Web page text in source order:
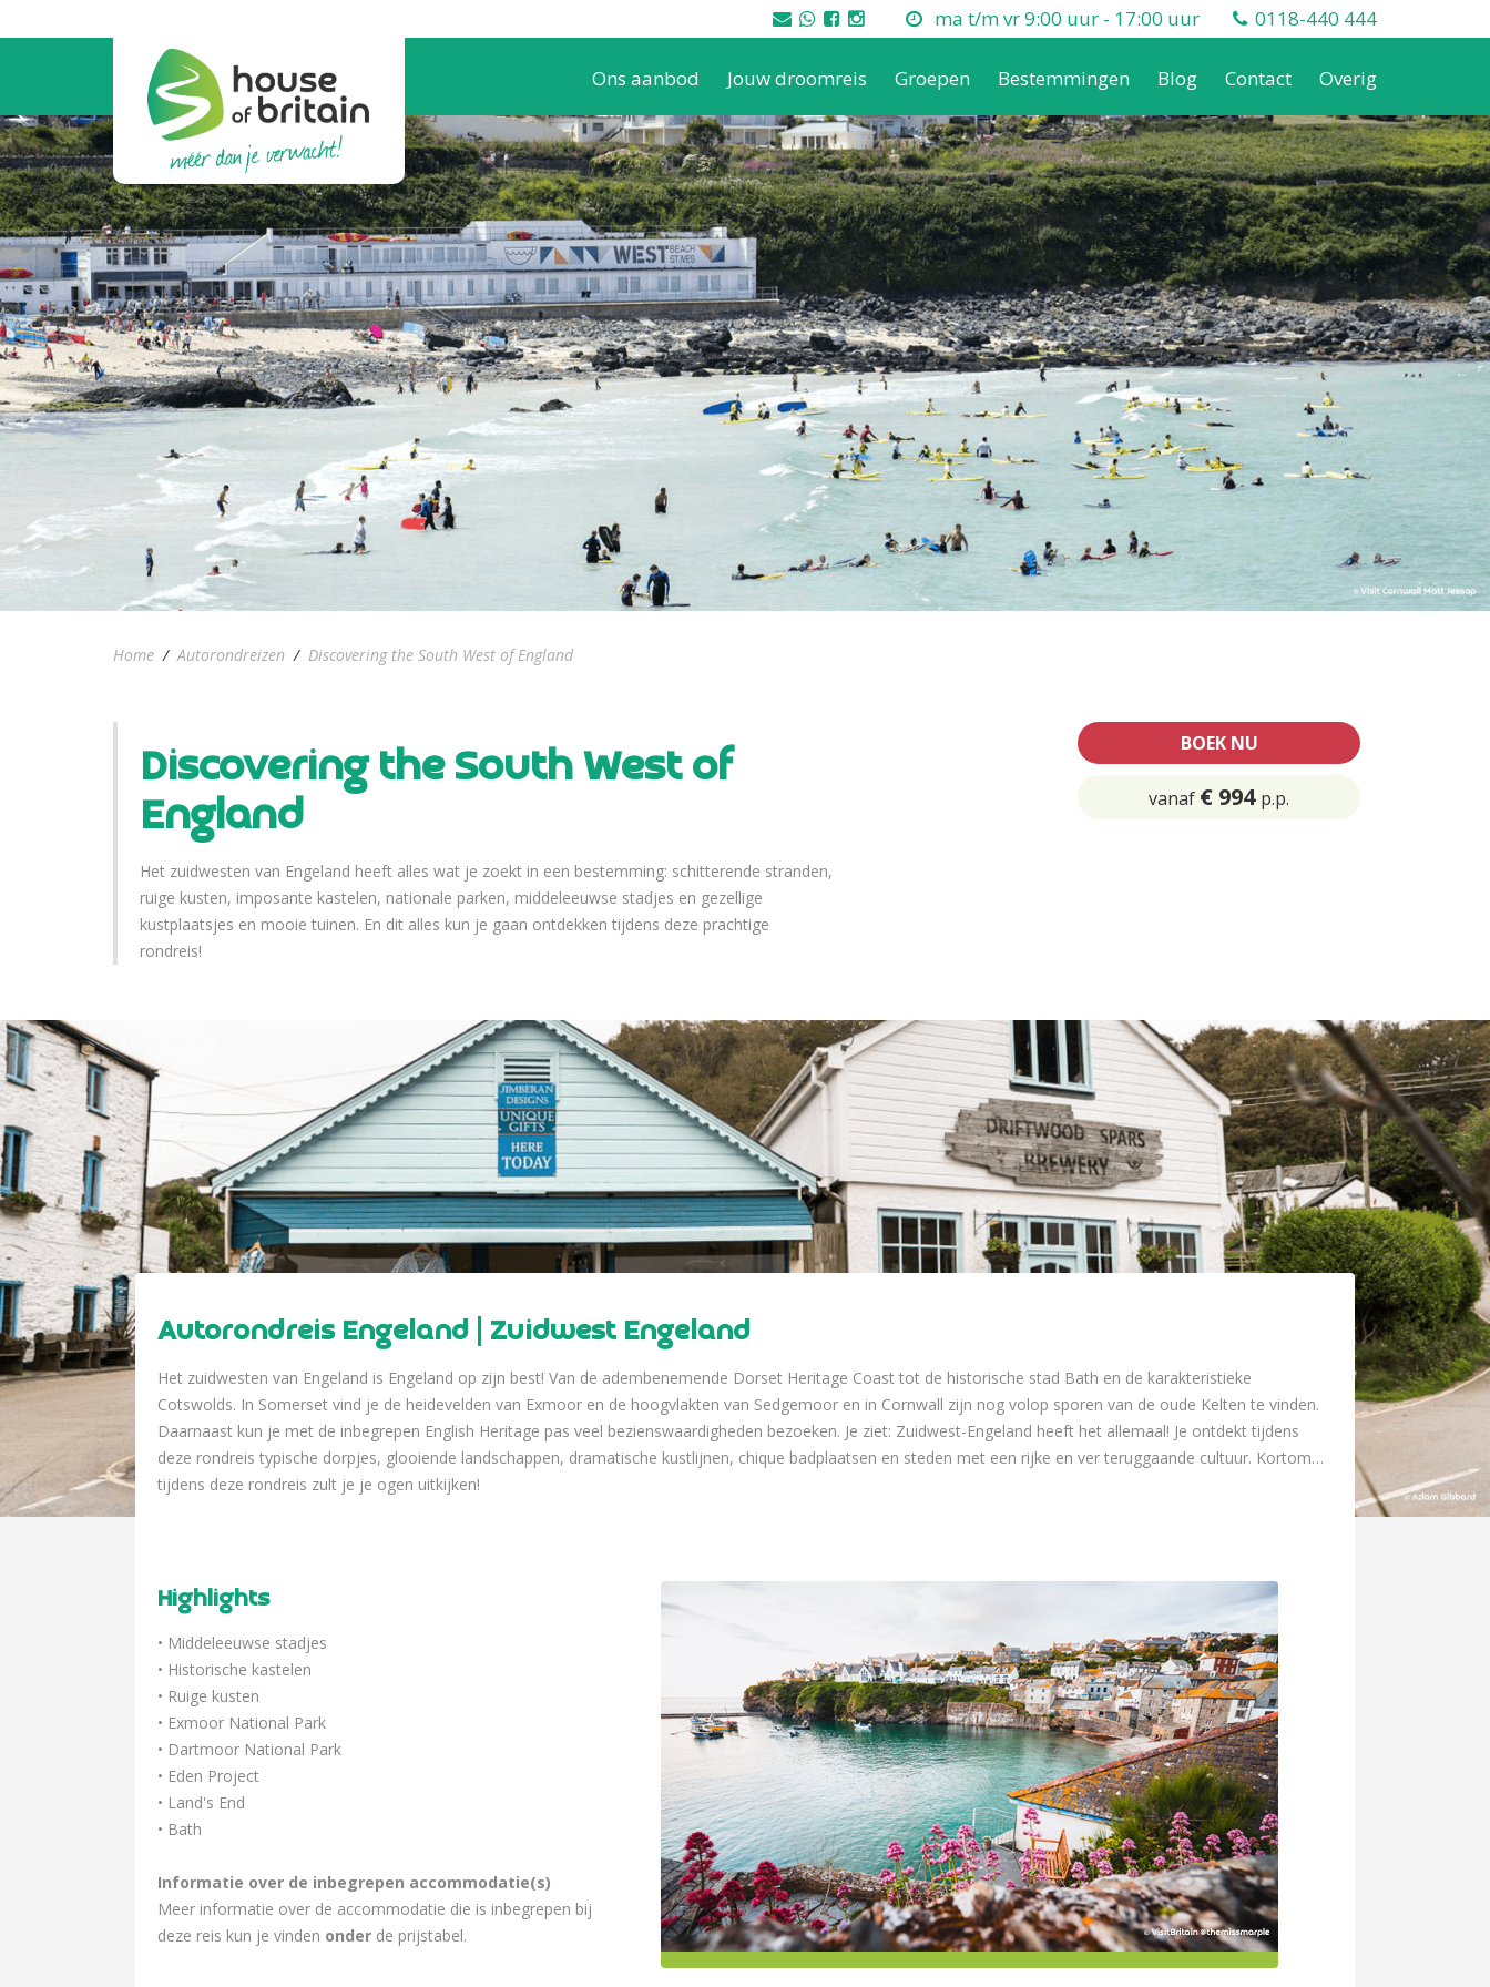
ma t/m vr 9:00 uur - 17:00 uur 0118-440 444
Ons aanbod Jouw droomreis Groepen Bestemmingen Blog Contact Overig
Home / Autorondreizen / Discovering the South West of England
Discovering the South West of
England
Het zuidwesten van Engeland heeft alles wat je zoekt in een bestemming: schitterende stranden,
ruige kusten, imposante kastelen, nationale parken, middeleeuwse stadjes en gezellige
kustplaatsjes en mooie tuinen. En dit alles kun je gaan ontdekken tijdens deze prachtige
rondreis!
BOEK NU
vanaf € 994 p.p.
Autorondreis Engeland | Zuidwest Engeland
Het zuidwesten van Engeland is Engeland op zijn best! Van de adembenemende Dorset Heritage Coast tot de historische stad Bath en de karakteristieke
Cotswolds. In Somerset vind je de heidevelden van Exmoor en de hoogvlakten van Sedgemoor en in Cornwall zijn nog volop sporen van de oude Kelten te vinden.
Daarnaast kun je met de inbegrepen English Heritage pas veel bezienswaardigheden bezoeken. Je ziet: Zuidwest-Engeland heeft het allemaal! Je ontdekt tijdens
deze rondreis typische dorpjes, glooiende landschappen, dramatische kustlijnen, chique badplaatsen en steden met een rijke en ver teruggaande cultuur. Kortom…
tijdens deze rondreis zult je je ogen uitkijken!
Highlights
• Middeleeuwse stadjes
• Historische kastelen
• Ruige kusten
• Exmoor National Park
• Dartmoor National Park
• Eden Project
• Land's End
• Bath
Informatie over de inbegrepen accommodatie(s)
Meer informatie over de accommodatie die is inbegrepen bij
deze reis kun je vinden onder de prijstabel.